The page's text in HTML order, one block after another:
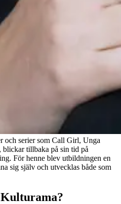
och serier som Call Girl, Unga
tillbaka på sin tid på
För henne blev utbildningen en
sig själv och utvecklas både som